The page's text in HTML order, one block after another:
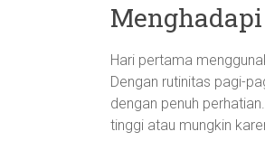
Hari pertama
Dengan rutinitas pagi-
dengan penuh
tinggi atau mungkin